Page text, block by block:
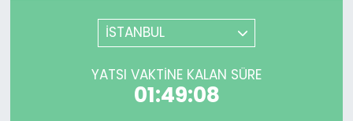
İSTANBUL
YATSI VAKTINE KALAN SÜRE
01:49:08
Tüm Manşetler
Son Dakika Haberleri